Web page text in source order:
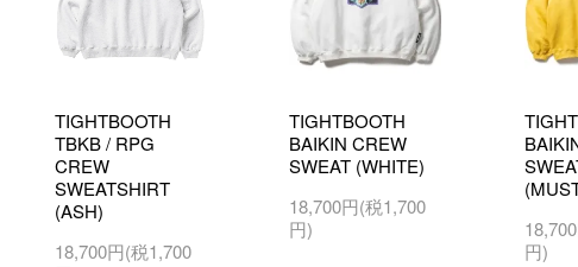
TIGHTBOOTH
TBKB / RPG
CREW
SWEATSHIRT
(ASH)
18,700円(税1,700
TIGHTBOOTH
BAIKIN CREW
SWEAT (WHITE)
18,700円(税1,700
円)
円)